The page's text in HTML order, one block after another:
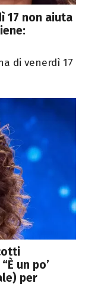
17 non aiuta
di venerdì 17
un po’
per